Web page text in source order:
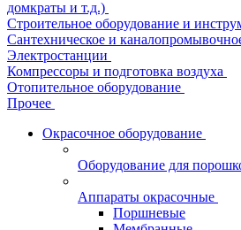
домкраты и т.д.)
Строительное оборудование и
Сантехническое и
Электростанции
Компрессоры и подготовка воздуха
Отопительное оборудование
Прочее
Окрасочное оборудование
Оборудование для
Аппараты окрасочные
Поршневые